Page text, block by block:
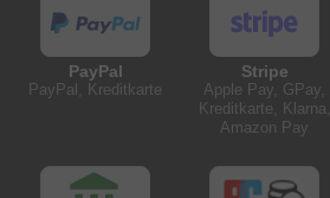
PayPal
PayPal, Kreditkarte
Stripe
Apple Pay, GPay,
Kreditkarte, Klarna,
Amazon Pay